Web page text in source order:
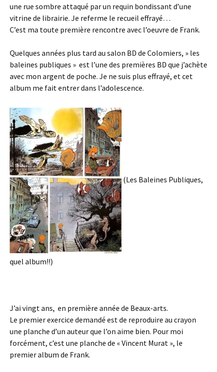
une rue sombre attaqué par un requin bondissant d’une
vitrine de librairie. Je referme le recueil effrayé…
C’est ma toute première rencontre avec l’oeuvre de Frank.
Quelques années plus tard au salon BD de Colomiers, » les
baleines publiques » est l’une des premières BD que j’achète
avec mon argent de poche. Je ne suis plus effrayé, et cet
album me fait entrer dans l’adolescence.
(Les Baleines Publiques,
quel album!!)
J’ai vingt ans, en première année de Beaux-arts.
Le premier exercice demandé est de reproduire au crayon
une planche d’un auteur que l’on aime bien. Pour moi
forcément, c’est une planche de « Vincent Murat », le
premier album de Frank.